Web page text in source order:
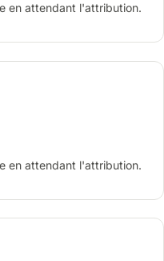
en attendant l'attribution.
en attendant l'attribution.